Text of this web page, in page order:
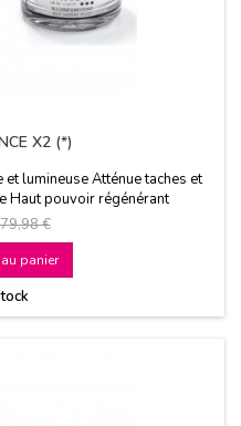
X2 (*)
lumineuse Atténue taches et
Haut pouvoir régénérant
Prix
79,98 €
panier